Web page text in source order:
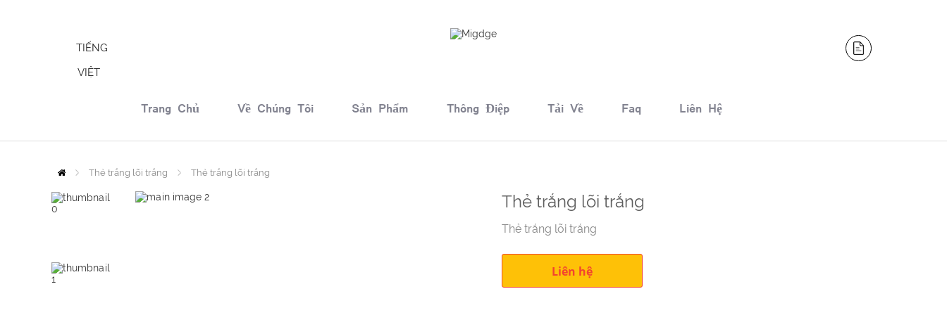
TIẾNG
VIỆT
Trang Chủ Về Chúng Tôi Sản Phẩm Thông Điệp Tải Về Faq Liên Hệ
Home
Thẻ trắng lõi trắng Thẻ trắng lõi trắng
Thẻ trắng lõi trắng
Thẻ trắng lõi trắng
Liên hệ